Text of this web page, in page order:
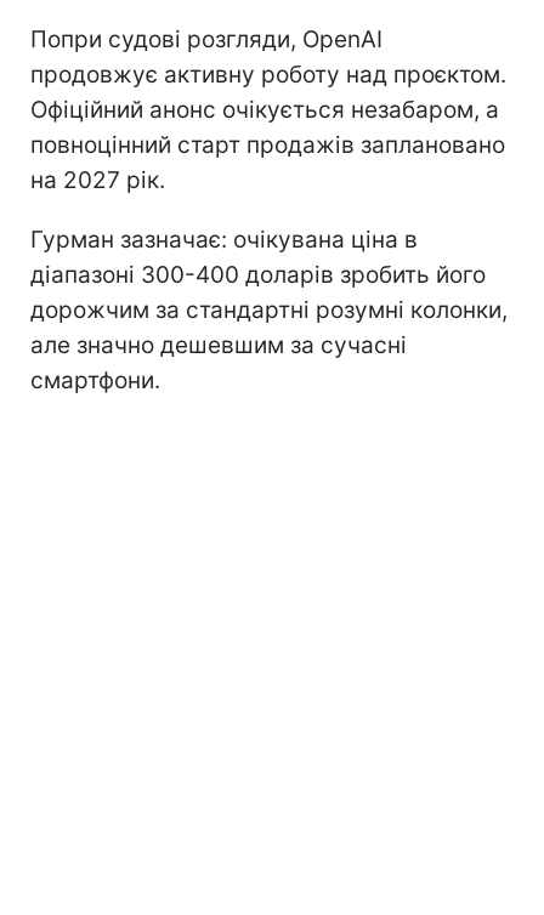
Попри судові розгляди, OpenAI
продовжує активну роботу над проєктом.
Офіційний анонс очікується незабаром, а
повноцінний старт продажів заплановано
на 2027 рік.
Гурман зазначає: очікувана ціна в
діапазоні 300-400 доларів зробить його
дорожчим за стандартні розумні колонки,
але значно дешевшим за сучасні
смартфони.